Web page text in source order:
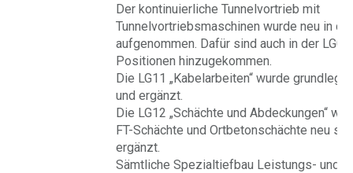
Der kontinuierliche Tunnelvortrieb mit
Tunnelvortriebsmaschinen wurde neu in
aufgenommen. Dafür sind auch in der
Positionen hinzugekommen.
Die LG11 „Kabelarbeiten“ wurde
und ergänzt.
Die LG12 „Schächte und Abdeckungen“
FT-Schächte und Ortbetonschächte neu
ergänzt.
Sämtliche Spezialtiefbau Leistungs- und